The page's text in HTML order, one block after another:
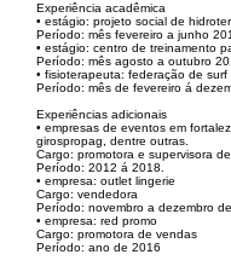
Experiência acadêmica
• estágio: projeto social de
Período: mês fevereiro a junho
• estágio: centro de treinamento
Período: mês agosto a outubro
• fisioterapeuta: federação de
Período: mês de fevereiro á
Experiências adicionais
• empresas de eventos em
girospropag, dentre outras.
Cargo: promotora e supervisora
Período: 2012 á 2018.
• empresa: outlet lingerie
Cargo: vendedora
Período: novembro a dezembro
• empresa: red promo
Cargo: promotora de vendas
Período: ano de 2016